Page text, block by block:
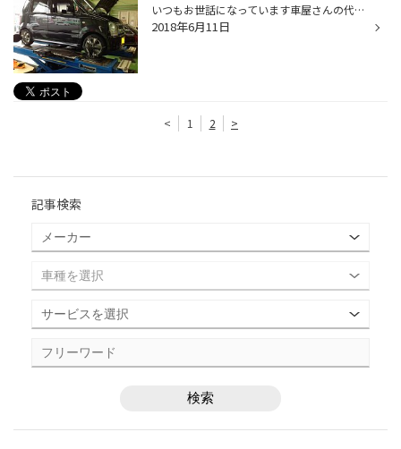
いつもお世話になっています車屋さんの代車のアライメント調整です。 タイヤも交換して、オイル交換して、ワイパー交換をしてアライメント調整です。 代車とはいえ、大切な車です。 次のお客様が満足して頂けるようにとは流石です。
2018年6月11日
< 1 2 >
記事検索